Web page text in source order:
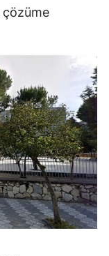
çözüme